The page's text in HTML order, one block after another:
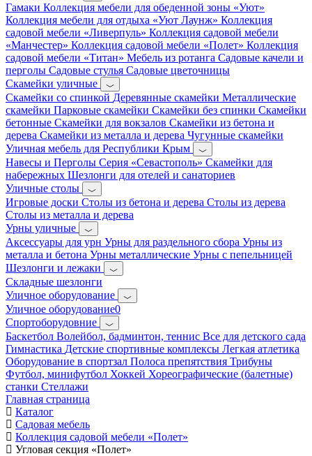
Гамаки Коллекция мебели для обеденной зоны «Уют»
Коллекция мебели для отдыха «Уют Лаунж» Коллекция
садовой мебели «Ливерпуль» Коллекция садовой мебели
«Манчестер» Коллекция садовой мебели «Полет» Коллекция
садовой мебели «Титан» Мебель из ротанга Садовые качели и
перголы Садовые стулья Садовые цветочницы
Скамейки уличные
Скамейки со спинкой Деревянные скамейки Металлические
скамейки Парковые скамейки Скамейки без спинки Скамейки
бетонные Скамейки для вокзалов Скамейки из бетона и
дерева Скамейки из металла и дерева Чугунные скамейки
Уличная мебель для Республики Крым
Навесы и Перголы Серия «Севастополь» Скамейки для
набережных Шезлонги для отелей и санаториев
Уличные столы
Игровые доски Столы из бетона и дерева Столы из дерева
Столы из металла и дерева
Урны уличные
Аксессуары для урн Урны для раздельного сбора Урны из
металла и бетона Урны металлические Урны с пепельницей
Шезлонги и лежаки
Складные шезлонги
Уличное оборудование
Уличное оборудование0
Спортоборудовние
Баскетбол Волейбол, бадминтон, теннис Все для детского сада
Гимнастика Детские спортивные комплексы Легкая атлетика
Оборудование в спортзал Полоса препятствия Трибуны
Футбол, минифутбол Хоккей Хореографические (балетные)
станки Стеллажи
Главная страница
Каталог
Садовая мебель
Коллекция садовой мебели «Полет»
Угловая секция «Полет»